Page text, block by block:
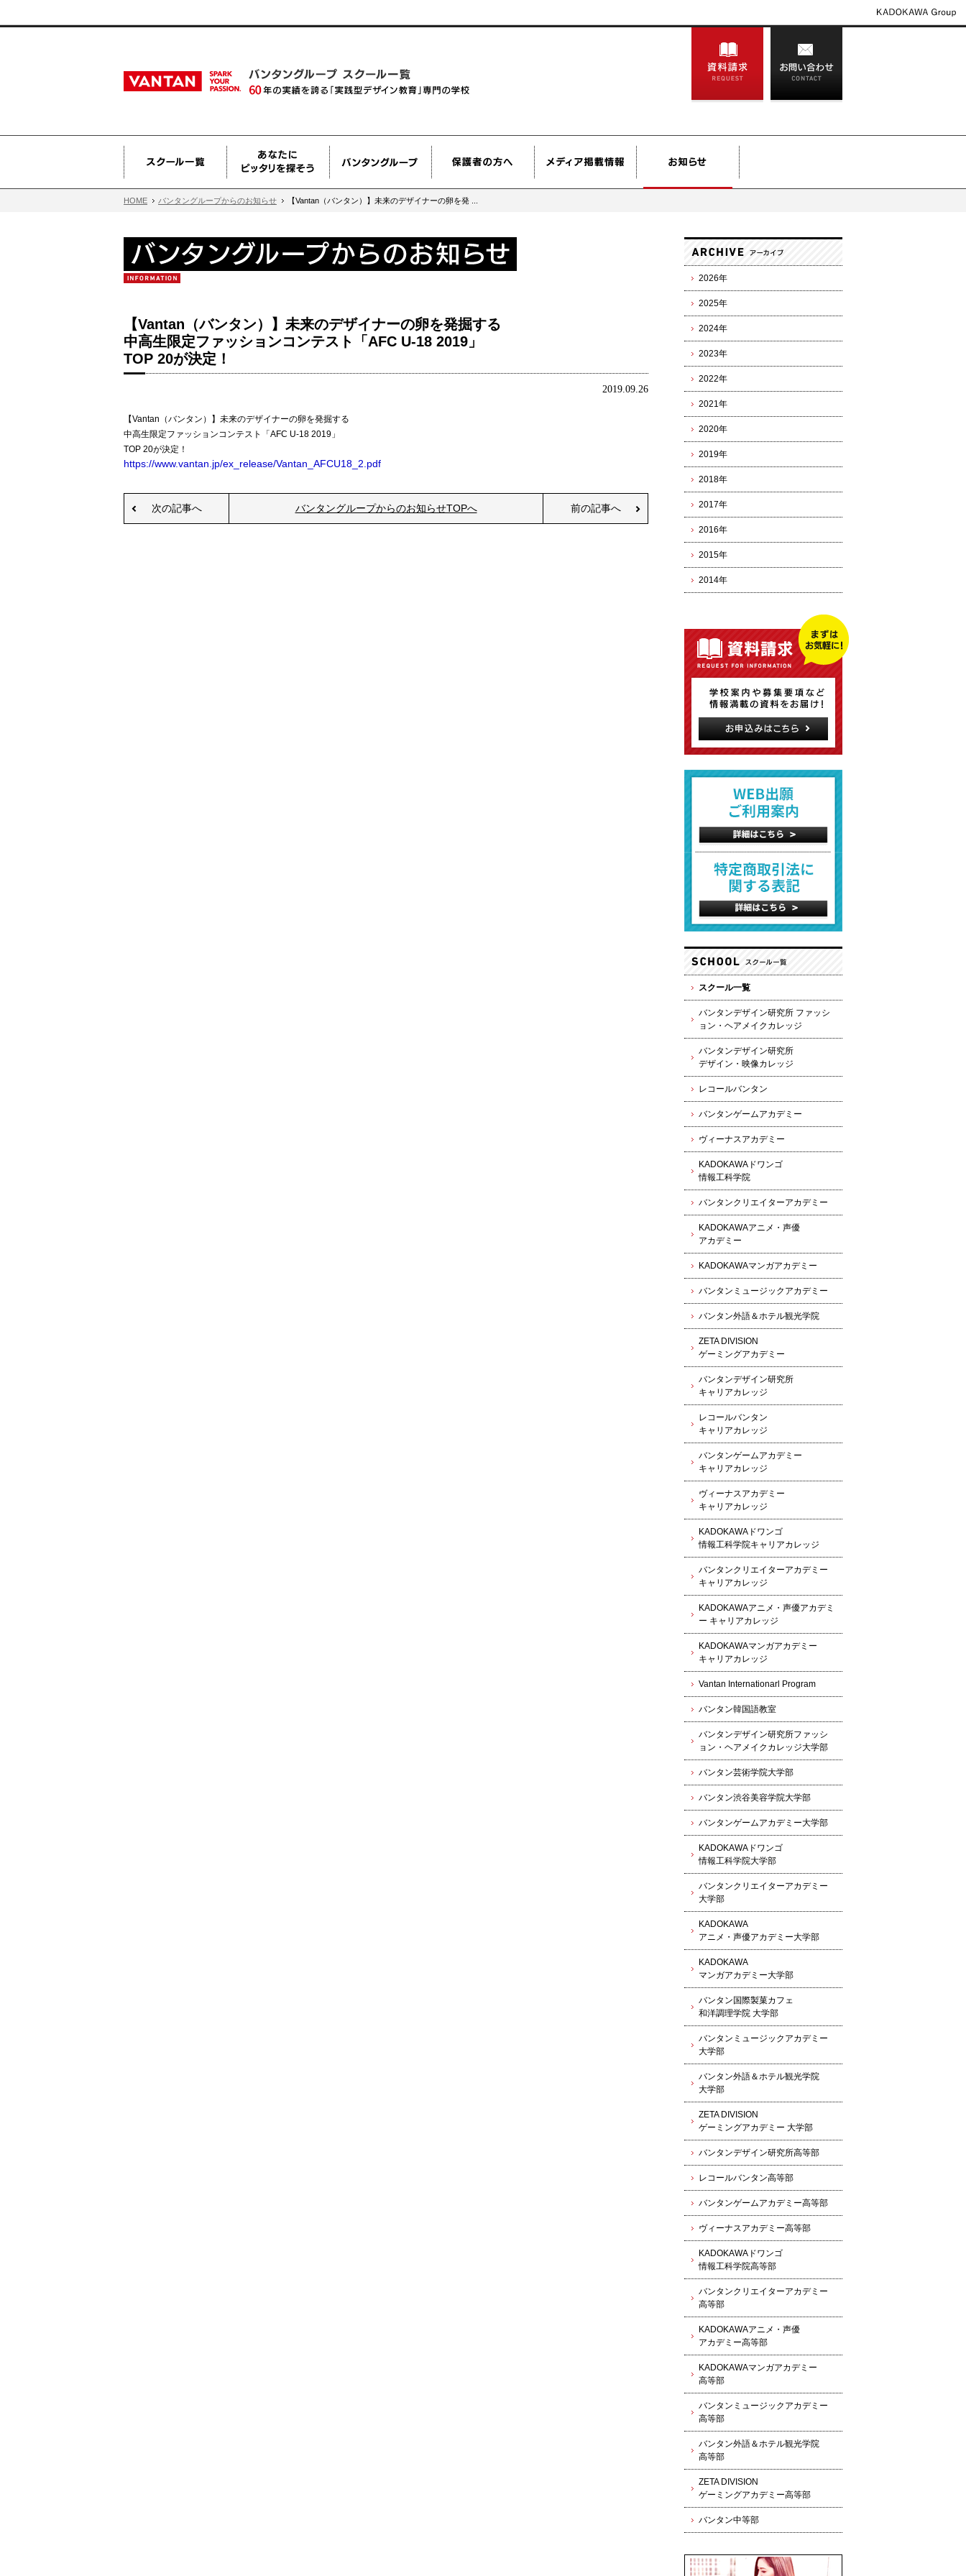
HOME バンタングループからのお知らせ 【Vantan（バンタン）】未来のデザイナーの卵を発 ...
【Vantan（バンタン）】未来のデザイナーの卵を発掘する
中高生限定ファッションコンテスト「AFC U-18 2019」
TOP 20が決定！
2019.09.26
【Vantan（バンタン）】未来のデザイナーの卵を発掘する
中高生限定ファッションコンテスト「AFC U-18 2019」
TOP 20が決定！
https://www.vantan.jp/ex_release/Vantan_AFCU18_2.pdf
次の記事へ バンタングループからのお知らせTOPへ 前の記事へ
2026年
2025年
2024年
2023年
2022年
2021年
2020年
2019年
2018年
2017年
2016年
2015年
2014年
スクール一覧
バンタンデザイン研究所 ファッシ
ョン・ヘアメイクカレッジ
バンタンデザイン研究所
デザイン・映像カレッジ
レコールバンタン
バンタンゲームアカデミー
ヴィーナスアカデミー
KADOKAWAドワンゴ
情報工科学院
バンタンクリエイターアカデミー
KADOKAWAアニメ・声優
アカデミー
KADOKAWAマンガアカデミー
バンタンミュージックアカデミー
バンタン外語＆ホテル観光学院
ZETA DIVISION
ゲーミングアカデミー
バンタンデザイン研究所
キャリアカレッジ
レコールバンタン
キャリアカレッジ
バンタンゲームアカデミー
キャリアカレッジ
ヴィーナスアカデミー
キャリアカレッジ
KADOKAWAドワンゴ
情報工科学院キャリアカレッジ
バンタンクリエイターアカデミー
キャリアカレッジ
KADOKAWAアニメ・声優アカデミ
ー キャリアカレッジ
KADOKAWAマンガアカデミー
キャリアカレッジ
Vantan Internationarl Program
バンタン韓国語教室
バンタンデザイン研究所ファッシ
ョン・ヘアメイクカレッジ大学部
バンタン芸術学院大学部
バンタン渋谷美容学院大学部
バンタンゲームアカデミー大学部
KADOKAWAドワンゴ
情報工科学院大学部
バンタンクリエイターアカデミー
大学部
KADOKAWA
アニメ・声優アカデミー大学部
KADOKAWA
マンガアカデミー大学部
バンタン国際製菓カフェ
和洋調理学院 大学部
バンタンミュージックアカデミー
大学部
バンタン外語＆ホテル観光学院
大学部
ZETA DIVISION
ゲーミングアカデミー 大学部
バンタンデザイン研究所高等部
レコールバンタン高等部
バンタンゲームアカデミー高等部
ヴィーナスアカデミー高等部
KADOKAWAドワンゴ
情報工科学院高等部
バンタンクリエイターアカデミー
高等部
KADOKAWAアニメ・声優
アカデミー高等部
KADOKAWAマンガアカデミー
高等部
バンタンミュージックアカデミー
高等部
バンタン外語＆ホテル観光学院
高等部
ZETA DIVISION
ゲーミングアカデミー高等部
バンタン中等部